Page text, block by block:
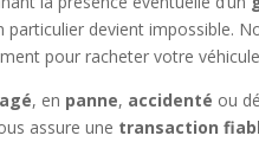
particulier devient impossible.
pour racheter votre
, en panne, accidenté ou
assure une transaction